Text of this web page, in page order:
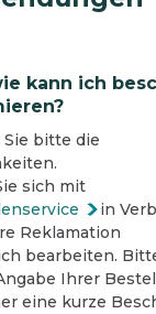
kann ich
bitte die
sich mit
in
Reklamation
bearbeiten.
Ihrer
eine kurze